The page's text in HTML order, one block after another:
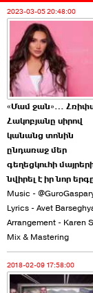
սպասում են ›››
2026-06-10 22:55:00
Ուշքի չենք գալիս
խայտառակ ›››
2026-06-09 15:05:00
Ծառուկյանի փեսան
վնասել է ›››
2023-03-05 20:48:00
«Մամ ջան»…
Հակոբյանը սիրով
կանանց տոնին
ընդառաջ մեր
գեղեցկուհի
նվիրել է իր նոր
Music -
Lyrics - Avet
Arrangement - Karen
Mix & Mastering
2018-02-09 17:58:00